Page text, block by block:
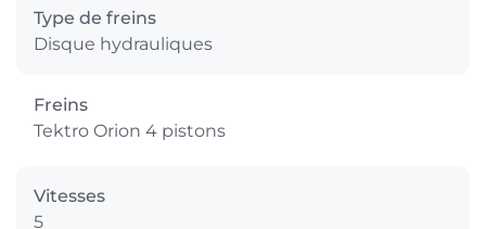
Type de freins
Disque hydrauliques
Freins
Tektro Orion 4 pistons
Vitesses
5